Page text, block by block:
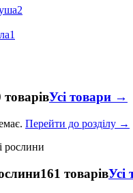
2
1
товарівУсі товари →
Перейти до розділу →
рослини
161 товарівУсі